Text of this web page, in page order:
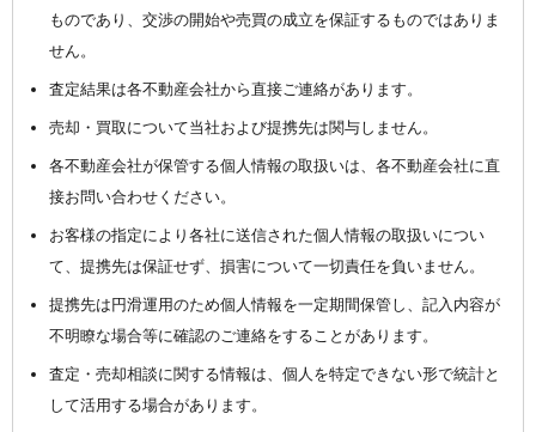
ものであり、交渉の開始や売買の成立を保証するものではありま
せん。
査定結果は各不動産会社から直接ご連絡があります。
売却・買取について当社および提携先は関与しません。
各不動産会社が保管する個人情報の取扱いは、各不動産会社に直
接お問い合わせください。
お客様の指定により各社に送信された個人情報の取扱いについ
て、提携先は保証せず、損害について一切責任を負いません。
提携先は円滑運用のため個人情報を一定期間保管し、記入内容が
不明瞭な場合等に確認のご連絡をすることがあります。
査定・売却相談に関する情報は、個人を特定できない形で統計と
して活用する場合があります。